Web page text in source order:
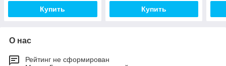
Купить Купить
О нас
Рейтинг не сформирован